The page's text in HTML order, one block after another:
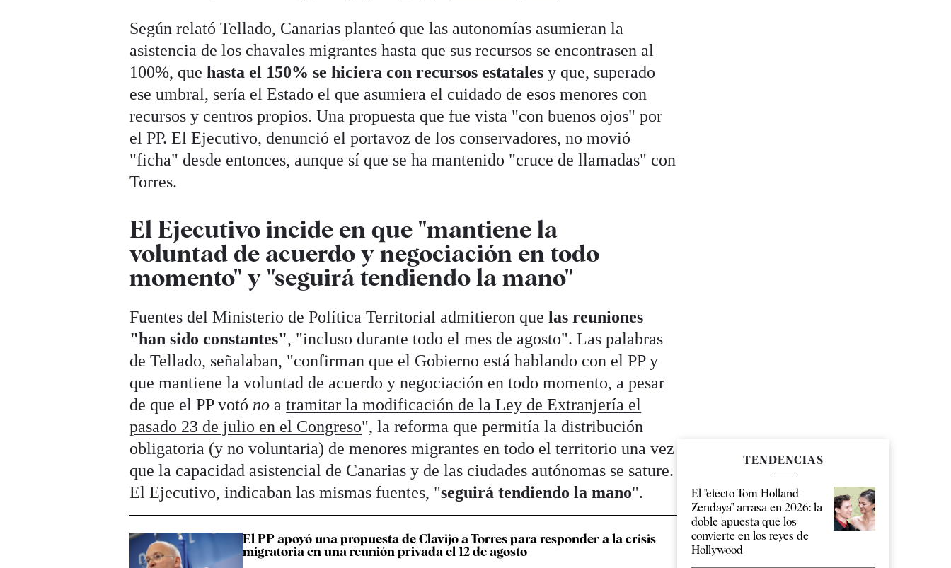
Según relató Tellado, Canarias planteó que las autonomías asumieran la
asistencia de los chavales migrantes hasta que sus recursos se encontrasen al
100%, quehasta el 150% se hiciera con recursos estatales y que, superado
ese umbral, sería el Estado el que asumiera el cuidado de esos menores con
recursos y centros propios. Una propuesta que fue vista "con buenos ojos" por
el PP. El Ejecutivo, denunció el portavoz de los conservadores, no movió
"ficha" desde entonces, aunque sí que se ha mantenido "cruce de llamadas" con
Torres.
El Ejecutivo incide en que "mantiene la
voluntad de acuerdo y negociación en todo
momento" y "seguirá tendiendo la mano"
Fuentes del Ministerio de Política Territorial admitieron quelas reuniones
"han sido constantes", "incluso durante todo el mes de agosto". Las palabras
de Tellado, señalaban, "confirman que el Gobierno está hablando con el PP y
que mantiene la voluntad de acuerdo y negociación en todo momento, a pesar
de que el PP votó no atramitar la modificación de la Ley de Extranjería el
pasado 23 de julio en el Congreso", la reforma que permitía la distribución
obligatoria (y no voluntaria) de menores migrantes en todo el territorio una vez
que la capacidad asistencial de Canarias y de las ciudades autónomas se sature.
El Ejecutivo, indicaban las mismas fuentes, "seguirá tendiendo la mano".
El PP apoyó una propuesta de Clavijo a Torres para responder a la crisis
migratoria en una reunión privada el 12 de agosto
TENDENCIAS
El "efecto Tom Holland-
Zendaya" arrasa en 2026: la
doble apuesta que los
convierte en los reyes de
Hollywood